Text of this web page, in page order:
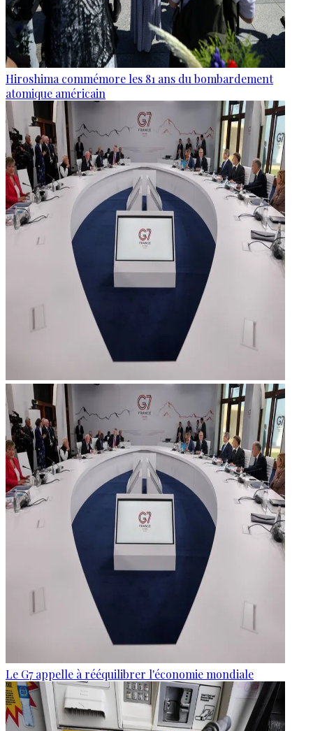
Hiroshima commémore les 81 ans du bombardement
atomique américain
Le G7 appelle à rééquilibrer l'économie mondiale